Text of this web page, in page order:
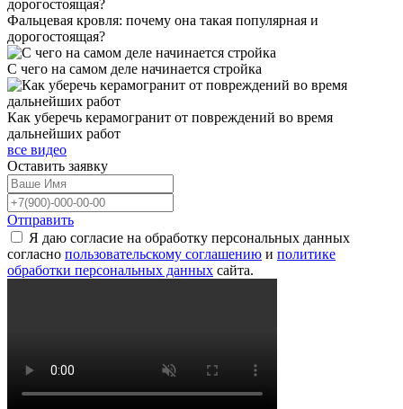
Фальцевая кровля: почему она такая популярная и
дорогостоящая?
С чего на самом деле начинается стройка
Как уберечь керамогранит от повреждений во время
дальнейших работ
все видео
Оставить заявку
Отправить
Я даю согласие на обработку персональных данных
согласно пользовательскому соглашению и политике
обработки персональных данных сайта.